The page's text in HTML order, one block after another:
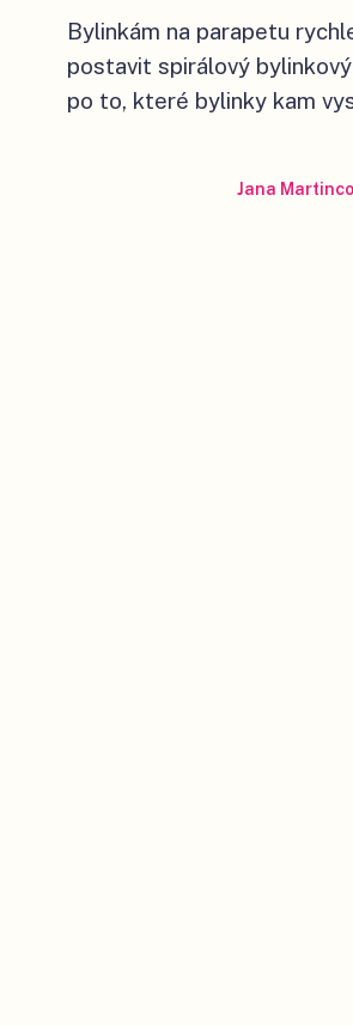
Bylinkám na parapetu
postavit spirálový
po to, které bylinky kam
Jana